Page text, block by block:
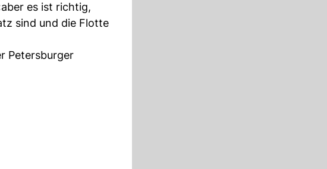
es ist richtig,
sind und die Flotte
Petersburger